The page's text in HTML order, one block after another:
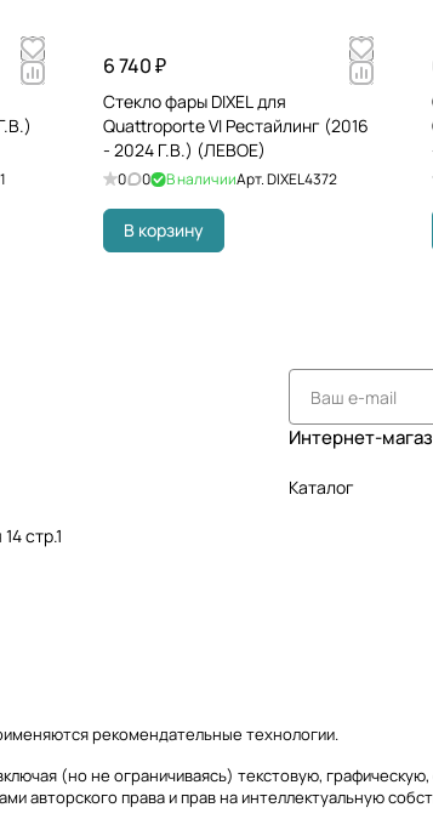
6 740 ₽
Стекло фары DIXEL для
Quattroporte VI Рестайлинг (2016
- 2024 Г.В.) (ЛЕВОЕ)
0 0 В наличииАрт.DIXEL4372
В корзину
стр.1
Интернет-
Каталог
рекомендательные технологии.
(но не ограничиваясь) текстовую,
авторского права и прав на интеллектуальную